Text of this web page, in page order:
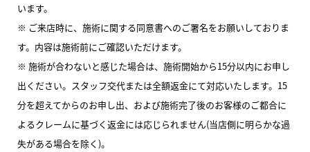
います。
※ ご来店時に、施術に関する同意書へのご署名をお願いしておりま
す。内容は施術前にご確認いただけます。
※ 施術が合わないと感じた場合は、施術開始から15分以内にお申し
出ください。スタッフ交代または全額返金にて対応いたします。15
分を超えてからのお申し出、および施術完了後のお客様のご都合に
よるクレームに基づく返金には応じられません(当店側に明らかな過
失がある場合を除く)。